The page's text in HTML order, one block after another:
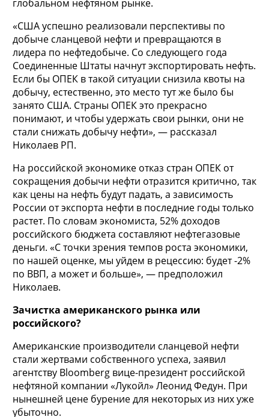
глобальном нефтяном рынке.
«США успешно реализовали перспективы по
добыче сланцевой нефти и превращаются в
лидера по нефтедобыче. Со следующего года
Соединенные Штаты начнут экспортировать нефть.
Если бы ОПЕК в такой ситуации снизила квоты на
добычу, естественно, это место тут же было бы
занято США. Страны ОПЕК это прекрасно
понимают, и чтобы удержать свои рынки, они не
стали снижать добычу нефти», — рассказал
Николаев РП.
На российской экономике отказ стран ОПЕК от
сокращения добычи нефти отразится критично, так
как цены на нефть будут падать, а зависимость
России от экспорта нефти в последние годы только
растет. По словам экономиста, 52% доходов
российского бюджета составляют нефтегазовые
деньги. «С точки зрения темпов роста экономики,
по нашей оценке, мы уйдем в рецессию: будет -2%
по ВВП, а может и больше», — предположил
Николаев.
Зачистка американского рынка или
российского?
Американские производители сланцевой нефти
стали жертвами собственного успеха, заявил
агентству Bloomberg вице-президент российской
нефтяной компании «Лукойл» Леонид Федун. При
нынешней цене бурение для некоторых из них уже
убыточно.